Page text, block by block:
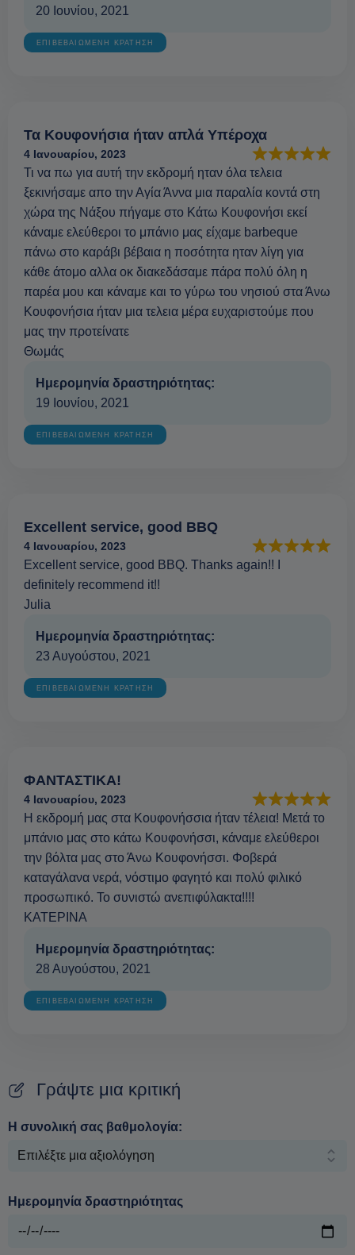
20 Ιουνίου, 2021
ΕΠΙΒΕΒΑΙΩΜΕΝΗ ΚΡΑΤΗΣΗ
Τα Κουφονήσια ήταν απλά Υπέροχα
4 Ιανουαρίου, 2023
Τι να πω για αυτή την εκδρομή ηταν όλα τελεια
ξεκινήσαμε απο την Αγία Άννα μια παραλία κοντά στη
χώρα της Νάξου πήγαμε στο Κάτω Κουφονήσι εκεί
κάναμε ελεύθεροι το μπάνιο μας είχαμε barbeque
πάνω στο καράβι βέβαια η ποσότητα ηταν λίγη για
κάθε άτομο αλλα οκ διακεδάσαμε πάρα πολύ όλη η
παρέα μου και κάναμε και το γύρω του νησιού στα Άνω
Κουφονήσια ήταν μια τελεια μέρα ευχαριστούμε που
μας την προτείνατε
Θωμάς
Ημερομηνία δραστηριότητας:
19 Ιουνίου, 2021
ΕΠΙΒΕΒΑΙΩΜΕΝΗ ΚΡΑΤΗΣΗ
Excellent service, good BBQ
4 Ιανουαρίου, 2023
Excellent service, good BBQ. Thanks again!! I
definitely recommend it!!
Julia
Ημερομηνία δραστηριότητας:
23 Αυγούστου, 2021
ΕΠΙΒΕΒΑΙΩΜΕΝΗ ΚΡΑΤΗΣΗ
ΦΑΝΤΑΣΤΙΚΑ!
4 Ιανουαρίου, 2023
Η εκδρομή μας στα Κουφονήσσια ήταν τέλεια! Μετά το
μπάνιο μας στο κάτω Κουφονήσσι, κάναμε ελεύθεροι
την βόλτα μας στο Άνω Κουφονήσσι. Φοβερά
καταγάλανα νερά, νόστιμο φαγητό και πολύ φιλικό
προσωπικό. Το συνιστώ ανεπιφύλακτα!!!!
ΚΑΤΕΡΙΝΑ
Ημερομηνία δραστηριότητας:
28 Αυγούστου, 2021
ΕΠΙΒΕΒΑΙΩΜΕΝΗ ΚΡΑΤΗΣΗ
Γράψτε μια κριτική
Η συνολική σας βαθμολογία:
Ημερομηνία δραστηριότητας